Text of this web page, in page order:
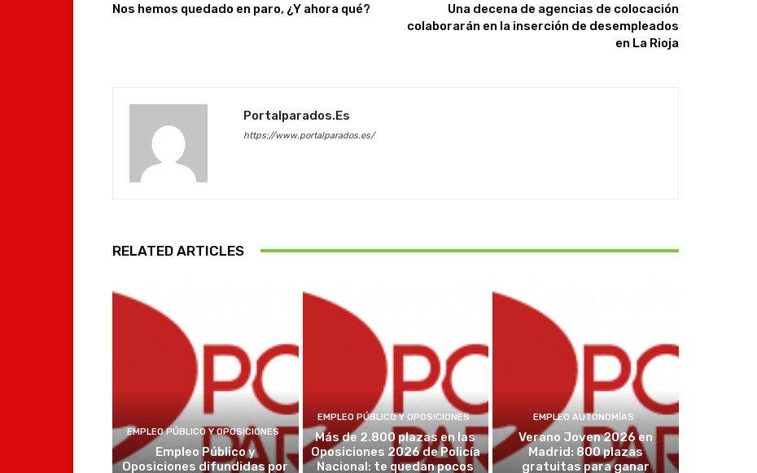
Nos hemos quedado en paro, ¿Y ahora qué?
Una decena de agencias de colocación
colaborarán en la inserción de desempleados
en La Rioja
Portalparados.es
https://www.portalparados.es/
RELATED ARTICLES
EMPLEO PÚBLICO Y OPOSICIONES
Empleo Público y
Oposiciones difundidas por
EMPLEO PÚBLICO Y OPOSICIONES
Más de 2.800 plazas en las
Oposiciones 2026 de Policía
Nacional: te quedan pocos
EMPLEO AUTONOMÍAS
Verano Joven 2026 en
Madrid: 800 plazas
gratuitas para ganar